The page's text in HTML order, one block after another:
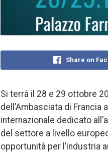
Share on
Si terrà il 28 e 29 ottobre
dell’Ambasciata di Francia
internazionale dedicato
del settore a livello
opportunità per l’industria